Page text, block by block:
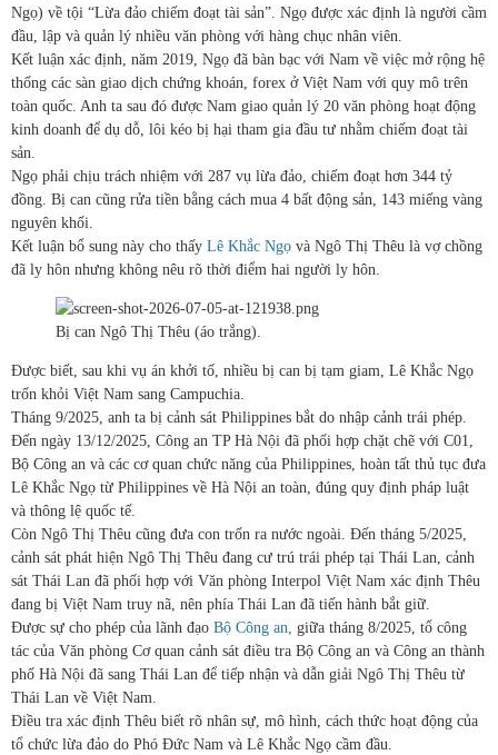
Ngọ) về tội “Lừa đảo chiếm đoạt tài sản”. Ngọ được xác định là người cầm
đầu, lập và quản lý nhiều văn phòng với hàng chục nhân viên.
Kết luận xác định, năm 2019, Ngọ đã bàn bạc với Nam về việc mở rộng hệ
thống các sàn giao dịch chứng khoán, forex ở Việt Nam với quy mô trên
toàn quốc. Anh ta sau đó được Nam giao quản lý 20 văn phòng hoạt động
kinh doanh để dụ dỗ, lôi kéo bị hại tham gia đầu tư nhằm chiếm đoạt tài
sản.
Ngọ phải chịu trách nhiệm với 287 vụ lừa đảo, chiếm đoạt hơn 344 tỷ
đồng. Bị can cũng rửa tiền bằng cách mua 4 bất động sản, 143 miếng vàng
nguyên khối.
Kết luận bổ sung này cho thấy Lê Khắc Ngọ và Ngô Thị Thêu là vợ chồng
đã ly hôn nhưng không nêu rõ thời điểm hai người ly hôn.
Bị can Ngô Thị Thêu (áo trắng).
Được biết, sau khi vụ án khởi tố, nhiều bị can bị tạm giam, Lê Khắc Ngọ
trốn khỏi Việt Nam sang Campuchia.
Tháng 9/2025, anh ta bị cảnh sát Philippines bắt do nhập cảnh trái phép.
Đến ngày 13/12/2025, Công an TP Hà Nội đã phối hợp chặt chẽ với C01,
Bộ Công an và các cơ quan chức năng của Philippines, hoàn tất thủ tục đưa
Lê Khắc Ngọ từ Philippines về Hà Nội an toàn, đúng quy định pháp luật
và thông lệ quốc tế.
Còn Ngô Thị Thêu cũng đưa con trốn ra nước ngoài. Đến tháng 5/2025,
cảnh sát phát hiện Ngô Thị Thêu đang cư trú trái phép tại Thái Lan, cảnh
sát Thái Lan đã phối hợp với Văn phòng Interpol Việt Nam xác định Thêu
đang bị Việt Nam truy nã, nên phía Thái Lan đã tiến hành bắt giữ.
Được sự cho phép của lãnh đạo Bộ Công an, giữa tháng 8/2025, tổ công
tác của Văn phòng Cơ quan cảnh sát điều tra Bộ Công an và Công an thành
phố Hà Nội đã sang Thái Lan để tiếp nhận và dẫn giải Ngô Thị Thêu từ
Thái Lan về Việt Nam.
Điều tra xác định Thêu biết rõ nhân sự, mô hình, cách thức hoạt động của
tổ chức lừa đảo do Phó Đức Nam và Lê Khắc Ngọ cầm đầu.